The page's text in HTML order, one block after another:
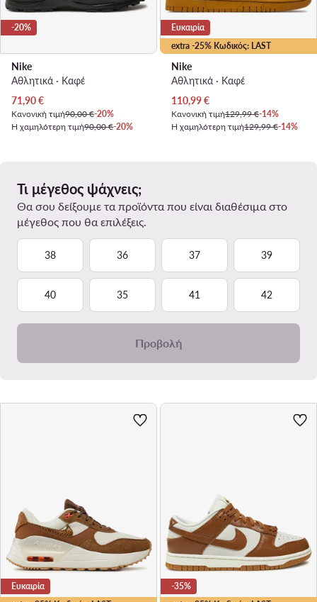
-20%
Nike
Αθλητικά · Καφέ
Τρέχουσα τιμή
71,90€
Κανονική τιμή90,00 €-20%
Η χαμηλότερη τιμή90,00 €-20%
extra -25% Κωδικός: LAST
Ευκαιρία
Nike
Αθλητικά · Καφέ
Τρέχουσα τιμή
110,99€
Κανονική τιμή129,99 €-14%
Η χαμηλότερη τιμή129,99 €-14%
Τι μέγεθος ψάχνεις;
Θα σου δείξουμε τα προϊόντα που είναι διαθέσιμα στο
μέγεθος που θα επιλέξεις.
38 36 37 39
40 35 41 42
Προβολή
Ευκαιρία -35%